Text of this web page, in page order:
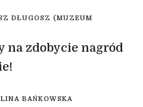
DŁUGOSZ (MUZEUM
na zdobycie nagród
BAŃKOWSKA